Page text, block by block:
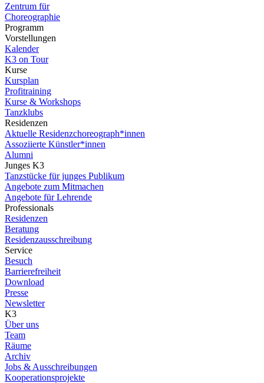
Zentrum für
Choreographie
Programm
Vorstellungen
Kalender
K3 on Tour
Kurse
Kursplan
Profitraining
Kurse & Workshops
Tanzklubs
Residenzen
Aktuelle Residenzchoreograph*innen
Assoziierte Künstler*innen
Alumni
Junges K3
Tanzstücke für junges Publikum
Angebote zum Mitmachen
Angebote für Lehrende
Professionals
Residenzen
Beratung
Residenzausschreibung
Service
Besuch
Barrierefreiheit
Download
Presse
Newsletter
K3
Über uns
Team
Räume
Archiv
Jobs & Ausschreibungen
Kooperationsprojekte